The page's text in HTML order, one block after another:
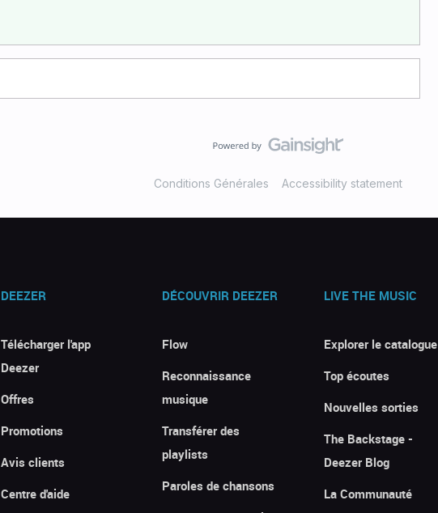
Conditions Générales Accessibility statement
DEEZER
Télécharger l'app
Deezer
Offres
Promotions
Avis clients
Centre d'aide
DÉCOUVRIR DEEZER
Flow
Reconnaissance
musique
Transférer des
playlists
Paroles de chansons
LIVE THE MUSIC
Explorer le catalogue
Top écoutes
Nouvelles sorties
The Backstage -
Deezer Blog
La Communauté